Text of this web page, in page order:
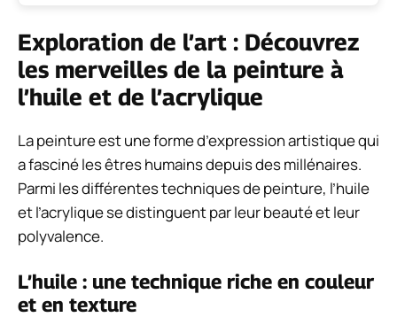
Exploration de l’art : Découvrez
les merveilles de la peinture à
l’huile et de l’acrylique
La peinture est une forme d’expression artistique qui
a fasciné les êtres humains depuis des millénaires.
Parmi les différentes techniques de peinture, l’huile
et l’acrylique se distinguent par leur beauté et leur
polyvalence.
L’huile : une technique riche en couleur
et en texture